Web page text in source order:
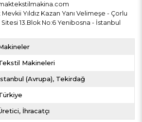
Yıldız Kazan Yanı Velimeşe - Çorlu
13.Blok No:6 Yenibosna - İstanbul
Makineleri
(Avrupa) Tekirdağ
İhracatçı